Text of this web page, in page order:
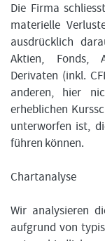
Die Firma
materielle
ausdrücklich
Aktien, Fonds,
Derivaten (inkl.
anderen, hier
erheblichen
unterworfen ist,
führen können.
Chartanalyse
Wir analysieren
aufgrund von